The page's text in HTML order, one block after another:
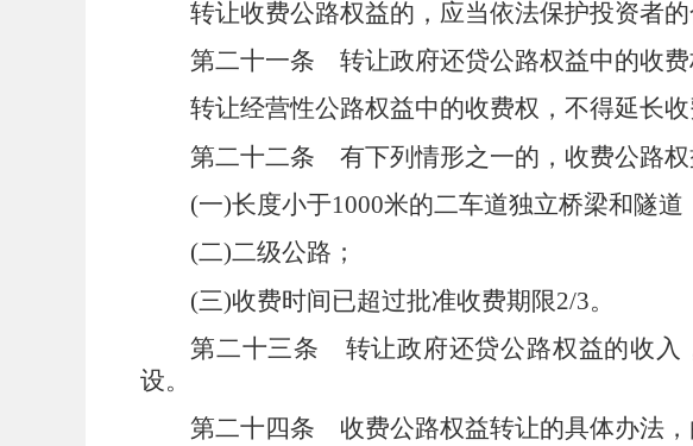
转让收费公路权益的，应当依法保护投资者的
第二十一条 转让政府还贷公路权益中的收
转让经营性公路权益中的收费权，不得延长收
第二十二条 有下列情形之一的，收费公路
(一)长度小于1000米的二车道独立桥梁和隧道
(二)二级公路；
(三)收费时间已超过批准收费期限2/3。
第二十三条 转让政府还贷公路权益的收
设。
第二十四条 收费公路权益转让的具体办法